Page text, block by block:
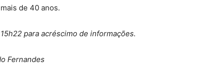
de 40 anos.
para acréscimo de informações.
Fernandes